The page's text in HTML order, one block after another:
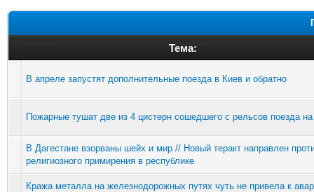
Тема:
В апреле запустят дополнительные поезда в Киев и обратно
Пожарные тушат две из 4 цистерн сошедшего с рельсов поезда
В Дагестане взорваны шейх и мир // Новый теракт направлен
религиозного примирения в республике
Кража металла на железнодорожных путях чуть не привела к